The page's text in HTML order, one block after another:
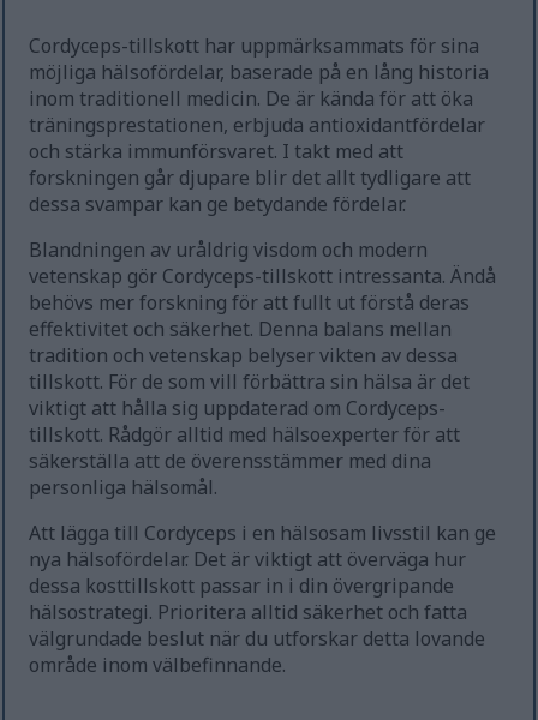
Cordyceps-tillskott har uppmärksammats för sina
möjliga hälsofördelar, baserade på en lång historia
inom traditionell medicin. De är kända för att öka
träningsprestationen, erbjuda antioxidantfördelar
och stärka immunförsvaret. I takt med att
forskningen går djupare blir det allt tydligare att
dessa svampar kan ge betydande fördelar.
Blandningen av uråldrig visdom och modern
vetenskap gör Cordyceps-tillskott intressanta. Ändå
behövs mer forskning för att fullt ut förstå deras
effektivitet och säkerhet. Denna balans mellan
tradition och vetenskap belyser vikten av dessa
tillskott. För de som vill förbättra sin hälsa är det
viktigt att hålla sig uppdaterad om Cordyceps-
tillskott. Rådgör alltid med hälsoexperter för att
säkerställa att de överensstämmer med dina
personliga hälsomål.
Att lägga till Cordyceps i en hälsosam livsstil kan ge
nya hälsofördelar. Det är viktigt att överväga hur
dessa kosttillskott passar in i din övergripande
hälsostrategi. Prioritera alltid säkerhet och fatta
välgrundade beslut när du utforskar detta lovande
område inom välbefinnande.